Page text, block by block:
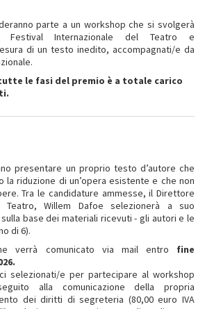
parte a un workshop che si svolgerà
Festival Internazionale del Teatro e
di un testo inedito, accompagnati/e da
le fasi del premio è a totale carico
presentare un proprio testo d’autore che
la riduzione di un’opera esistente e che non
Tra le candidature ammesse, il Direttore
Willem Dafoe selezionerà a suo
base dei materiali ricevuti - gli autori e le
di 6).
verrà comunicato via mail entro fine
selezionati/e per partecipare al workshop
alla comunicazione della propria
dei diritti di segreteria (80,00 euro IVA